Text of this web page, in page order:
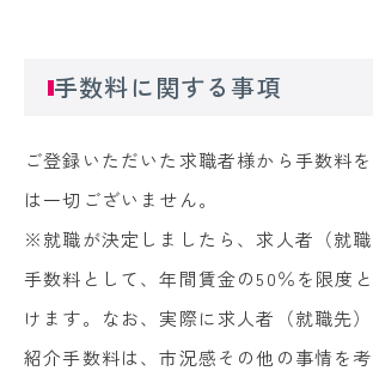
手数料に関する事項
ご登録いただいた求職者様から手数料
は一切ございません。
※就職が決定しましたら、求人者（就
手数料として、年間賃金の50％を限度
けます。なお、実際に求人者（就職先
紹介手数料は、市況感その他の事情を